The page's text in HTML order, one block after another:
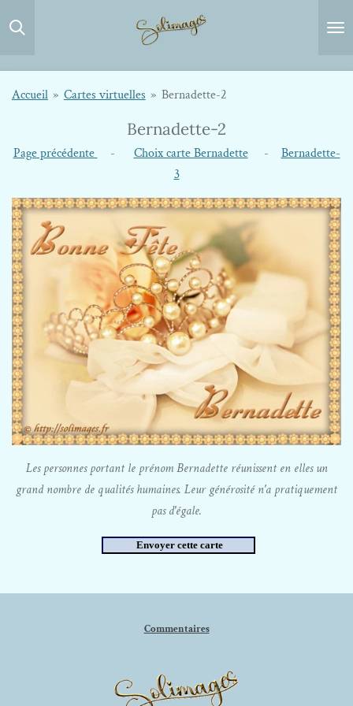
Passer
Accueil » Cartes virtuelles » Bernadette-2
Bernadette-2
Page précédente - Choix carte Bernadette- Bernadette-
3
Les personnes portant le prénom Bernadette réunissent en elles un
grand nombre de qualités humaines. Leur générosité n'a pratiquement
pas d'égale.
Commentaires